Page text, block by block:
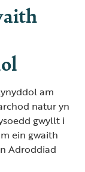
am
natur yn
gwyllt i
ein gwaith
Adroddiad